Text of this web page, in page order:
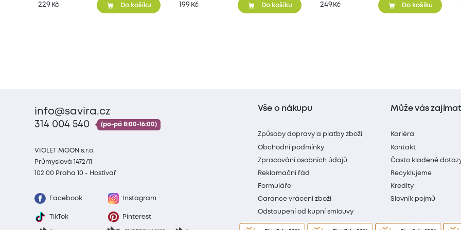
229 Kč Do košíku 199 Kč Do košíku 249 Kč Do košíku
info@savira.cz
314 004 540
(po-pá 8:00-16:00)
VIOLET MOON s.r.o.
Průmyslová 1472/11
102 00 Praha 10 - Hostivař
Facebook Instagram
TikTok Pinterest
Vše o nákupu
Způsoby dopravy a platby zboží
Obchodní podmínky
Zpracování osobních údajů
Reklamační řád
Formuláře
Garance vrácení zboží
Odstoupení od kupní smlouvy
Může vás zajímat
Kariéra
Kontakt
Často kladené
Recyklujeme
Kredity
Slovník pojmů